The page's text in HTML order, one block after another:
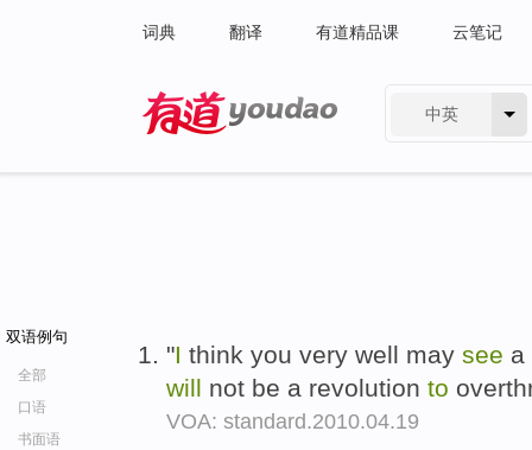
词典 翻译 有道精品课 云笔记
中英
双语例句
全部
口语
书面语
"I think you very well may see a
will not be a revolution to
VOA: standard.2010.04.19